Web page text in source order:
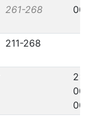
261-268
001
211-268
001